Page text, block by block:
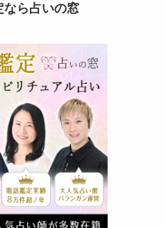
なら占いの窓